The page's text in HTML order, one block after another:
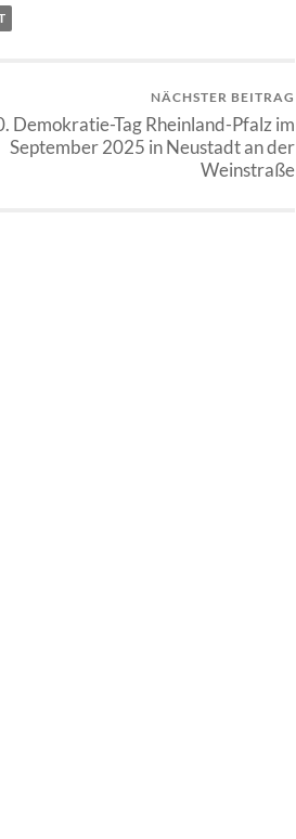
NÄCHSTER BEITRAG
Demokratie-Tag Rheinland-Pfalz im
September 2025 in Neustadt an der
Weinstraße